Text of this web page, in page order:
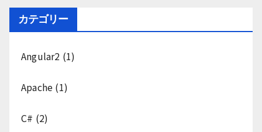
カテゴリー
Angular2 (1)
Apache (1)
C# (2)